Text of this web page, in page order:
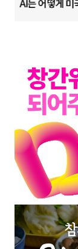
AI는 어떻게